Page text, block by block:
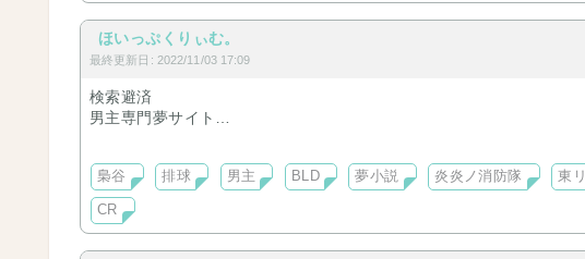
ほいっぷくりぃむ。
最終更新日: 2022/11/03 17:09
検索避済
男主専門夢サイト
梟谷 排球 男主 BLD 夢小説 炎炎ノ消防隊 東
CR